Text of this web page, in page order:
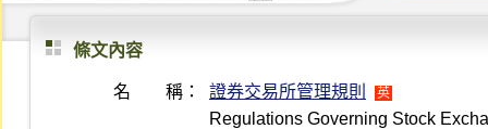
條文內容
名 稱： 證券交易所管理規則 英
Regulations Governing Stock